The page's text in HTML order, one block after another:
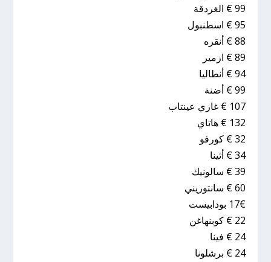
99 € الغردقة
95 € اسطنبول
88 € أنقره
89 € ازمير
94 € أنطاليا
99 € أضنة
107 € غازي عينتاب
132 € هاتاي
32 € كورفو
34 € أثينا
39 € سالونيك
60 € سانتوريني
17€ بودابيست
22 € كوبنهاغن
24 € فينا
24 € برشلونا